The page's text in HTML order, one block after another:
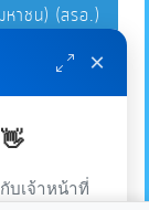
×
บเจ้าหน้าที่
หาชน) (สรอ.)
พระราชดำริ
คใต้ ศอ.บต.